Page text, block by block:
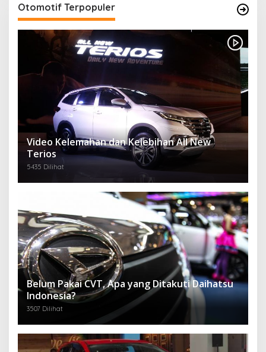
Otomotif Terpopuler
Video Kelemahan dan Kelebihan All New
Terios
5435 Dilihat
Belum Pakai CVT, Apa yang Ditakuti Daihatsu
Indonesia?
3507 Dilihat